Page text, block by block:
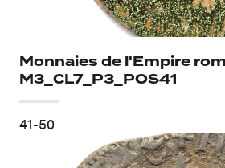
Monnaies de l'Empire
M3_CL7_P3_POS41
41-50